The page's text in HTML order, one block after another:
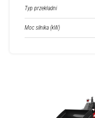
Typ przekładni
Moc silnika (kW)